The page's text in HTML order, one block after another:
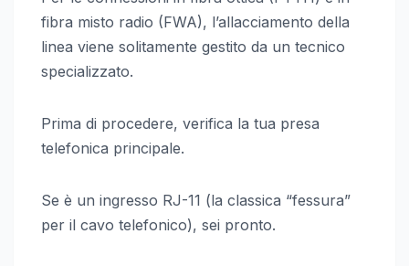
fibra misto radio (FWA), l’allacciamento della
linea viene solitamente gestito da un tecnico
specializzato.
Prima di procedere, verifica la tua presa
telefonica principale.
Se è un ingresso RJ-11 (la classica “fessura”
per il cavo telefonico), sei pronto.